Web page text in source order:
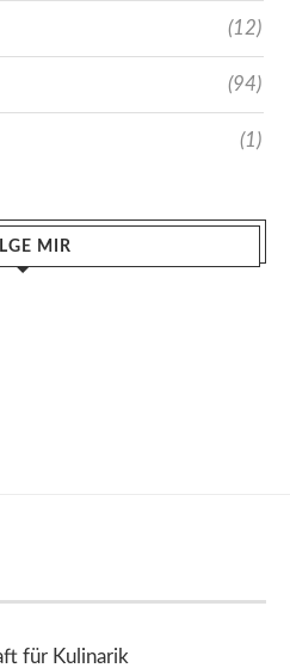
(12)
(94)
(1)
MIR
für Kulinarik